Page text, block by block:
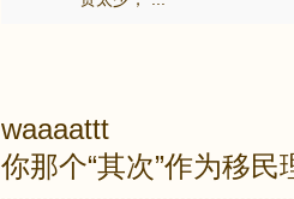
waaaattt
你那个“其次”作为移